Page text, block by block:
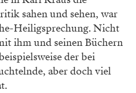
sahen und sehen, war
Heiligsprechung. Nicht
ihm und seinen Büchern
der bei
aber doch viel